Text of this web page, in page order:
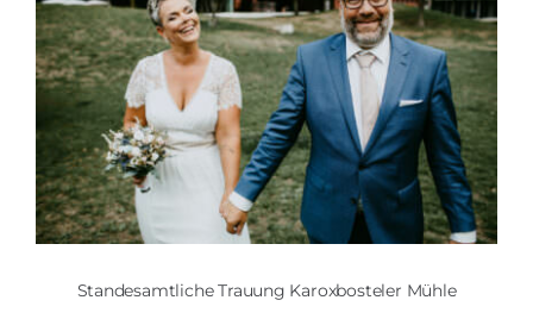
Standesamtliche Trauung Karoxbosteler Mühle